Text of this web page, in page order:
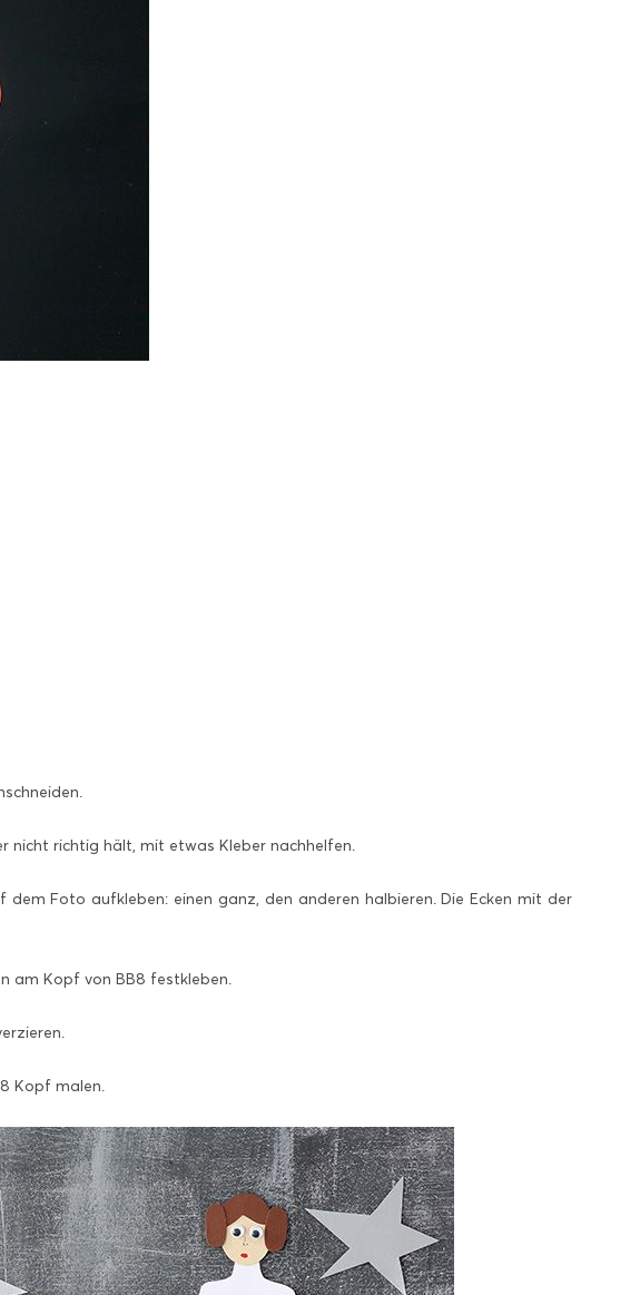
nicht richtig hält, mit etwas Kleber nachhelfen.
Foto aufkleben: einen ganz, den anderen halbieren. Die Ecken mit der
am Kopf von BB8 festkleben.
Kopf malen.